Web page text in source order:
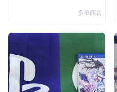
多筆商品